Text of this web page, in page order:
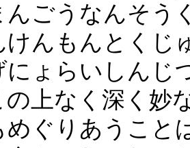
んごうなんそ
けんもんとく
にょらいしんじ
の上なく深く妙
めぐりあうこと